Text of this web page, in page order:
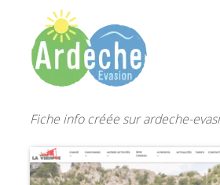
Fiche info créée sur ardeche-